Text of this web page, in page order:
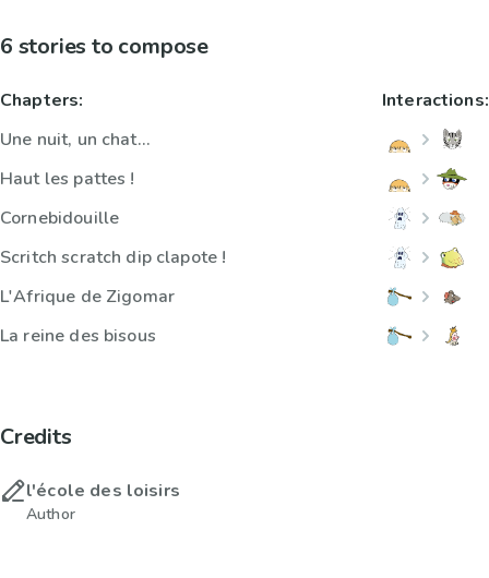
6 stories to compose
Chapters:
Une nuit, un chat...
Haut les pattes !
Cornebidouille
Scritch scratch dip clapote !
L'Afrique de Zigomar
La reine des bisous
Interactions:
Credits
l'école des loisirs
Author